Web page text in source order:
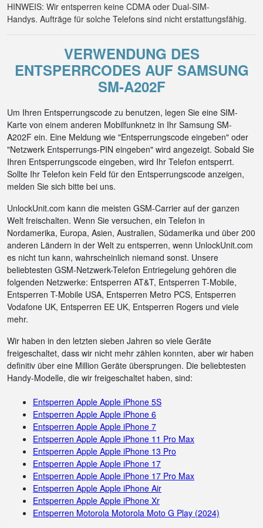
HINWEIS: Wir entsperren keine CDMA oder Dual-SIM-
Handys. Aufträge für solche Telefons sind nicht erstattungsfähig.
VERWENDUNG DES
ENTSPERRCODES AUF SAMSUNG
SM-A202F
Um Ihren Entsperrungscode zu benutzen, legen Sie eine SIM-
Karte von einem anderen Mobilfunknetz in Ihr Samsung SM-
A202F ein. Eine Meldung wie "Entsperrungscode eingeben" oder
"Netzwerk Entsperrungs-PIN eingeben" wird angezeigt. Sobald Sie
Ihren Entsperrungscode eingeben, wird Ihr Telefon entsperrt.
Sollte Ihr Telefon kein Feld für den Entsperrungscode anzeigen,
melden Sie sich bitte bei uns.
UnlockUnit.com kann die meisten GSM-Carrier auf der ganzen
Welt freischalten. Wenn Sie versuchen, ein Telefon in
Nordamerika, Europa, Asien, Australien, Südamerika und über 200
anderen Ländern in der Welt zu entsperren, wenn UnlockUnit.com
es nicht tun kann, wahrscheinlich niemand sonst. Unsere
beliebtesten GSM-Netzwerk-Telefon Entriegelung gehören die
folgenden Netzwerke: Entsperren AT&T, Entsperren T-Mobile,
Entsperren T-Mobile USA, Entsperren Metro PCS, Entsperren
Vodafone UK, Entsperren EE UK, Entsperren Rogers und viele
mehr.
Wir haben in den letzten sieben Jahren so viele Geräte
freigeschaltet, dass wir nicht mehr zählen konnten, aber wir haben
definitiv über eine Million Geräte übersprungen. Die beliebtesten
Handy-Modelle, die wir freigeschaltet haben, sind:
Entsperren Apple Apple iPhone 5S
Entsperren Apple Apple iPhone 6
Entsperren Apple Apple iPhone 7
Entsperren Apple Apple iPhone 11 Pro Max
Entsperren Apple Apple iPhone 13 Pro
Entsperren Apple Apple iPhone 17
Entsperren Apple Apple iPhone 17 Pro Max
Entsperren Apple Apple iPhone Air
Entsperren Apple Apple iPhone Xr
Entsperren Motorola Motorola Moto G Play (2024)